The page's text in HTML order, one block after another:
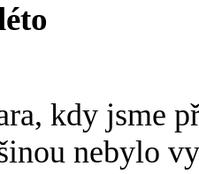
kdy jsme
nebylo